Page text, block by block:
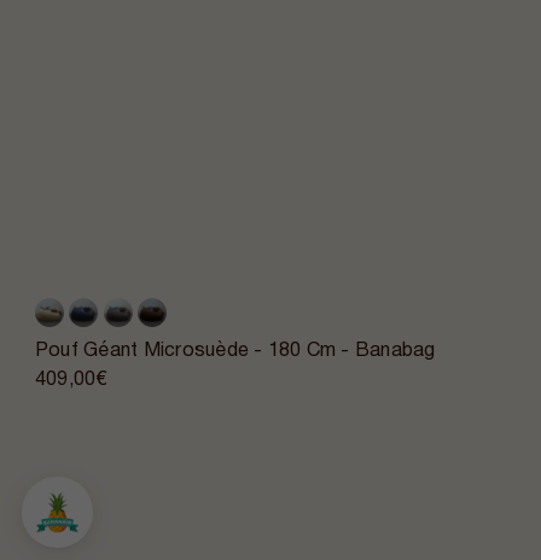
Pouf Géant Microsuède - 180 Cm - Banabag
409,00€